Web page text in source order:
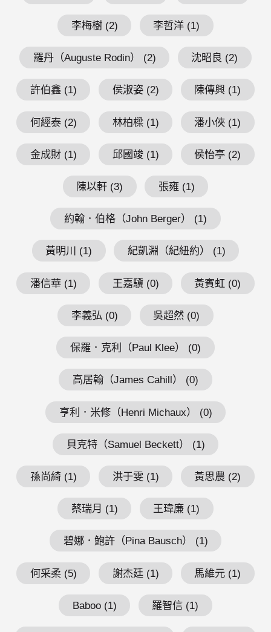
李梅樹 (2) 李哲洋 (1)
羅丹（Auguste Rodin） (2) 沈昭良 (2)
許伯鑫 (1) 侯淑姿 (2) 陳傳興 (1)
何經泰 (2) 林柏樑 (1) 潘小俠 (1)
金成財 (1) 邱國竣 (1) 侯怡亭 (2)
陳以軒 (3) 張雍 (1)
約翰．伯格（John Berger） (1)
黃明川 (1) 紀凱淵（紀紐約） (1)
潘信華 (1) 王嘉驥 (0) 黃賓虹 (0)
李義弘 (0) 吳超然 (0)
保羅．克利（Paul Klee） (0)
高居翰（James Cahill） (0)
亨利．米修（Henri Michaux） (0)
貝克特（Samuel Beckett） (1)
孫尚綺 (1) 洪于雯 (1) 黃思農 (2)
蔡瑞月 (1) 王瑋廉 (1)
碧娜．鮑許（Pina Bausch） (1)
何采柔 (5) 謝杰廷 (1) 馬維元 (1)
Baboo (1) 羅智信 (1)